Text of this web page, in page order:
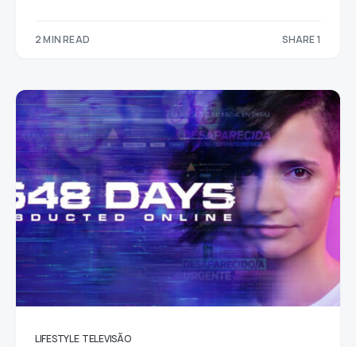
2 MIN READ SHARE 1
LIFESTYLE TELEVISÃO